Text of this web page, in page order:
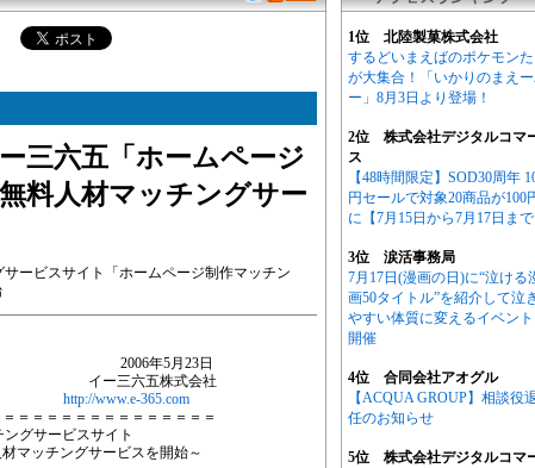
三六五「ホームページ
料人材マッチングサー
ービスサイト「ホームページ制作マッチン
年5月23日
式会社
http://www.e-365.com
＝＝＝＝＝＝＝＝＝＝＝＝＝＝
グサービスサイト
マッチングサービスを開始～
1位 北陸製菓株式会社
するどいまえばのポケモン
が大集合！「いかりのまえ
ー」8月3日より登場！
2位 株式会社デジタルコマ
ス
【48時間限定】SOD30周年
円セールで対象20商品が100
に【7月15日から7月17日まで
3位 涙活事務局
7月17日(漫画の日)に“泣ける
画50タイトル”を紹介して泣
やすい体質に変えるイベン
開催
4位 合同会社アオグル
【ACQUA GROUP】相談役
任のお知らせ
5位 株式会社デジタルコマ